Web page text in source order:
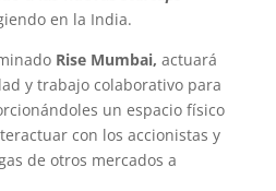
en la India.
Rise Mumbai, actuará
y trabajo colaborativo para
un espacio físico
con los accionistas y
de otros mercados a